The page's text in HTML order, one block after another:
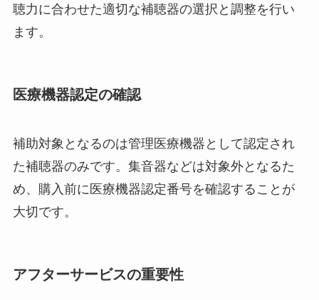
聴力に合わせた適切な補聴器の選択と調整を行い
ます。
医療機器認定の確認
補助対象となるのは管理医療機器として認定され
た補聴器のみです。集音器などは対象外となるた
め、購入前に医療機器認定番号を確認することが
大切です。
アフターサービスの重要性